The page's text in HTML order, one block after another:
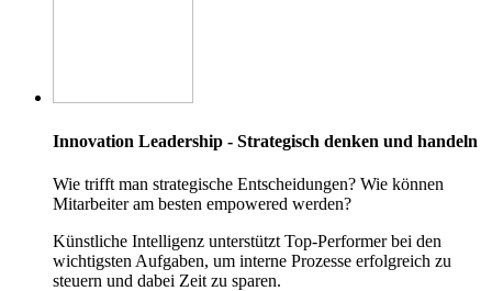
Innovation Leadership - Strategisch denken und handeln
Wie trifft man strategische Entscheidungen? Wie können
Mitarbeiter am besten empowered werden?
Künstliche Intelligenz unterstützt Top-Performer bei den
wichtigsten Aufgaben, um interne Prozesse erfolgreich zu
steuern und dabei Zeit zu sparen.